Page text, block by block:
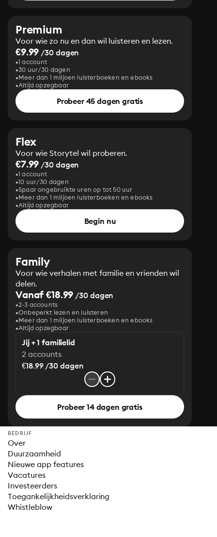
Premium
Voor wie zo nu en dan wil luisteren en lezen.
€9.99 /30 dagen
1 account
30 uur/30 dagen
Meer dan 1 miljoen luisterboeken en ebooks
Altijd opzegbaar
Probeer 45 dagen gratis
Flex
Voor wie Storytel wil proberen.
€7.99 /30 dagen
1 account
10 uur/30 dagen
Spaar ongebruikte uren op tot 50 uur
Meer dan 1 miljoen luisterboeken en ebooks
Altijd opzegbaar
Begin nu
Family
Voor wie verhalen met familie en vrienden wil
delen.
Vanaf €18.99 /30 dagen
2-3 accounts
Onbeperkt lezen en luisteren
Meer dan 1 miljoen luisterboeken en ebooks
Altijd opzegbaar
Jij + 1 familielid
2 accounts
€18.99 /30 dagen
Probeer 14 dagen gratis
BEDRIJF
Over
Duurzaamheid
Nieuwe app features
Vacatures
Investeerders
Toegankelijkheidsverklaring
Whistleblow